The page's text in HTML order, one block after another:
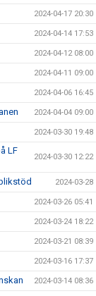
2024-04-17 20:30
2024-04-14 17:53
2024-04-12 08:00
2024-04-11 09:00
2024-04-06 16:45
2024-04-04 09:00
2024-03-30 19:48
LF
2024-03-30 12:22
2024-03-28
2024-03-26 05:41
2024-03-24 18:22
2024-03-21 08:39
2024-03-16 17:37
2024-03-14 08:36